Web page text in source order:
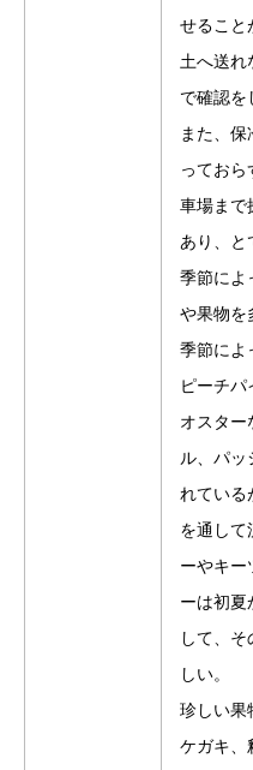
せること
土へ送れ
で確認を
また、
っておら
車場まで
あり、と
季節によ
や果物を
季節によ
ピーチパ
オスター
ル、パッ
れている
を通して
ーやキー
ーは初夏
して、
しい。
珍しい果
ケガキ、